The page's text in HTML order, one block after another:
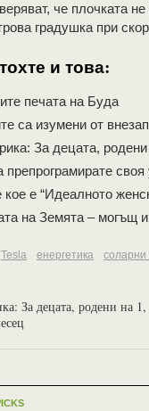
че плочката
градушка при
и това:
печата на Буда
са изумени от
За децата,
препрограмирате
кое е “Идеалното
на Земята – могъщ и
Tesla енергетика соларни
За децата, родени на